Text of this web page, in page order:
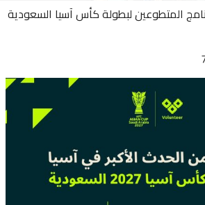
المتطوعين لبطولة كأس آسيا السعودية